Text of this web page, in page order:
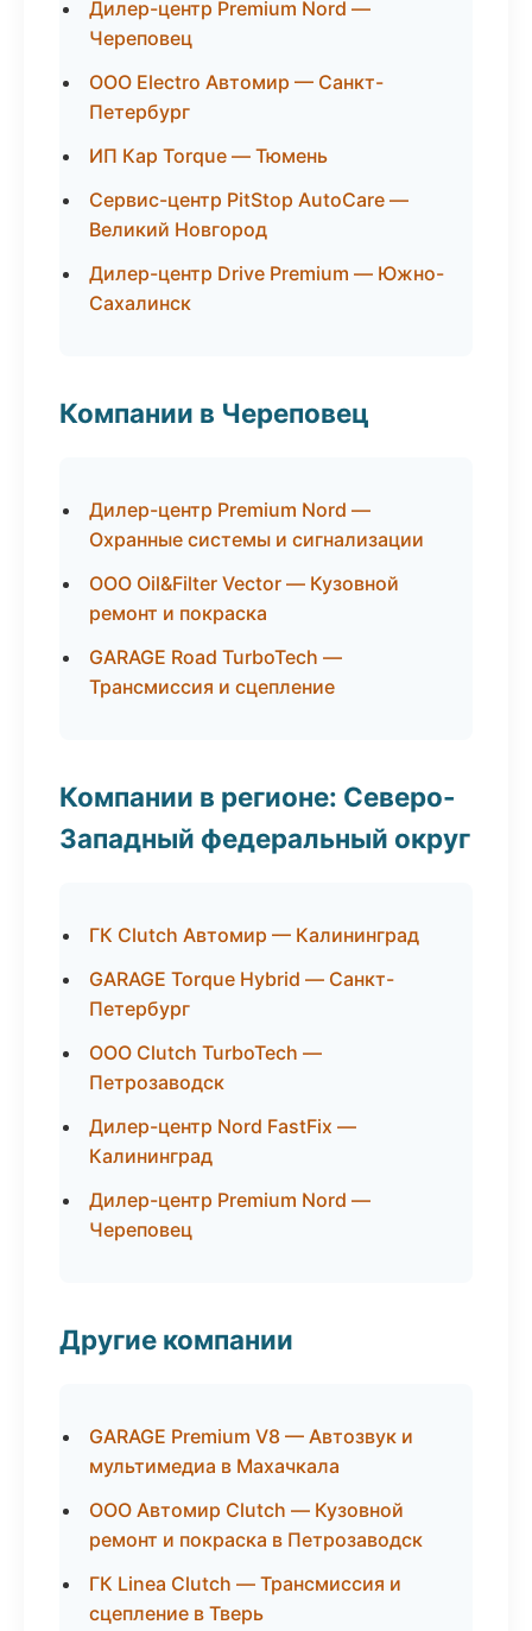
Дилер-центр Premium Nord —
Череповец
ООО Electro Автомир — Санкт-
Петербург
ИП Кар Torque — Тюмень
Сервис-центр PitStop AutoCare —
Великий Новгород
Дилер-центр Drive Premium — Южно-
Сахалинск
Компании в Череповец
Дилер-центр Premium Nord —
Охранные системы и сигнализации
ООО Oil&Filter Vector — Кузовной
ремонт и покраска
GARAGE Road TurboTech —
Трансмиссия и сцепление
Компании в регионе: Северо-
Западный федеральный округ
ГК Clutch Автомир — Калининград
GARAGE Torque Hybrid — Санкт-
Петербург
ООО Clutch TurboTech —
Петрозаводск
Дилер-центр Nord FastFix —
Калининград
Дилер-центр Premium Nord —
Череповец
Другие компании
GARAGE Premium V8 — Автозвук и
мультимедиа в Махачкала
ООО Автомир Clutch — Кузовной
ремонт и покраска в Петрозаводск
ГК Linea Clutch — Трансмиссия и
сцепление в Тверь